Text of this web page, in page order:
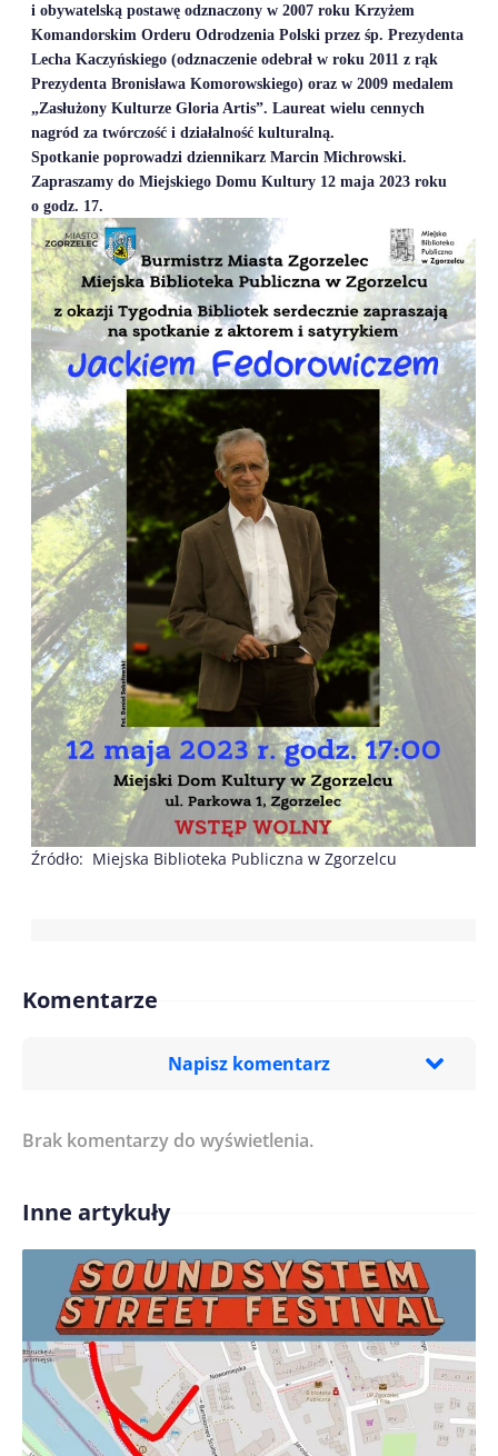
i obywatelską postawę odznaczony w 2007 roku Krzyżem
Komandorskim Orderu Odrodzenia Polski przez śp. Prezydenta
Lecha Kaczyńskiego (odznaczenie odebrał w roku 2011 z rąk
Prezydenta Bronisława Komorowskiego) oraz w 2009 medalem
„Zasłużony Kulturze Gloria Artis”. Laureat wielu cennych
nagród za twórczość i działalność kulturalną.
Spotkanie poprowadzi dziennikarz Marcin Michrowski.
Zapraszamy do Miejskiego Domu Kultury 12 maja 2023 roku
o godz. 17.
Źródło: Miejska Biblioteka Publiczna w Zgorzelcu
Komentarze
Napisz komentarz
Treść komentarza*
Imię/ Nick*
Zapamiętaj moje dane w tej przeglądarce podczas
pisania kolejnych komentarzy.
Brak komentarzy do wyświetlenia.
Inne artykuły